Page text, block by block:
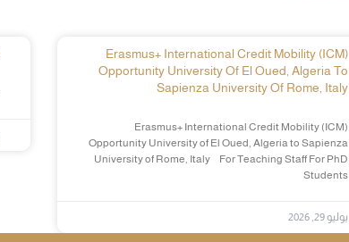
Erasmus+ International Credit Mobility (ICM)
Opportunity University Of El Oued, Algeria To
Sapienza University Of Rome, Italy
Erasmus+ International Credit Mobility (ICM)
Opportunity University of El Oued, Algeria to Sapienza
University of Rome, Italy For Teaching Staff For PhD
Students
يوليو 29, 2026